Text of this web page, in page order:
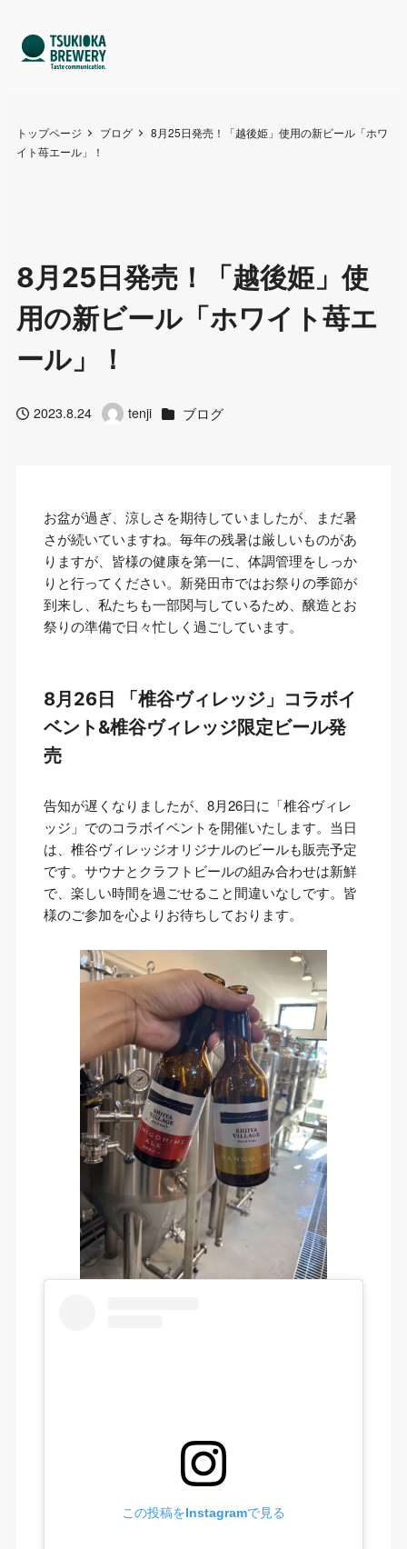
トップページ ブログ
8月25日発売！「越後姫」使用の新ビール「ホワ
イト苺エール」！
8月25日発売！「越後姫」使
用の新ビール「ホワイト苺エ
ール」！
投稿日2023.8.24 著
tenji カテゴリー
ブログ
お盆が過ぎ、涼しさを期待していましたが、まだ暑
さが続いていますね。毎年の残暑は厳しいものがあ
りますが、皆様の健康を第一に、体調管理をしっか
りと行ってください。新発田市ではお祭りの季節が
到来し、私たちも一部関与しているため、醸造とお
祭りの準備で日々忙しく過ごしています。
8月26日 「椎谷ヴィレッジ」コラボイ
ベント&椎谷ヴィレッジ限定ビール発
売
告知が遅くなりましたが、8月26日に「椎谷ヴィレ
ッジ」でのコラボイベントを開催いたします。当日
は、椎谷ヴィレッジオリジナルのビールも販売予定
です。サウナとクラフトビールの組み合わせは新鮮
で、楽しい時間を過ごせること間違いなしです。皆
様のご参加を心よりお待ちしております。
この投稿をInstagramで見る